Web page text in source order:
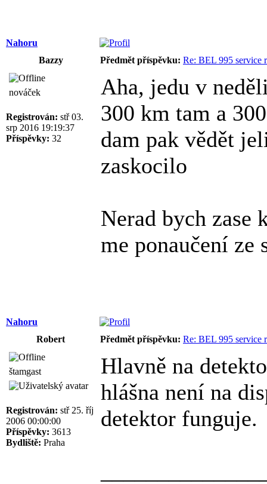
Nahoru
Bazzy
Předmět příspěvku: Re: BEL 995 service
nováček
Registrován: stř 03.
srp 2016 19:19:37
Příspěvky: 32
Aha, jedu v
300 km tam a
dam pak vědět
zaskocilo
Nerad bych zase
me ponaučení
Nahoru
Robert
Předmět příspěvku: Re: BEL 995 service
štamgast
Registrován: stř 25. říj
2006 00:00:00
Příspěvky: 3613
Bydliště: Praha
Hlavně na
hlášna není na
detektor funguje.